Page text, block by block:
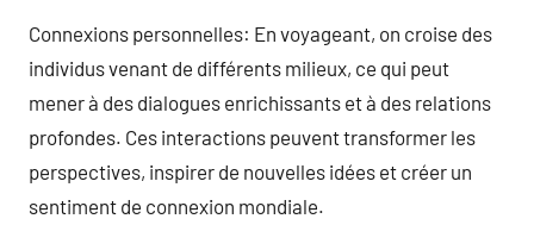
Connexions personnelles: En voyageant, on croise des
individus venant de différents milieux, ce qui peut
mener à des dialogues enrichissants et à des relations
profondes. Ces interactions peuvent transformer les
perspectives, inspirer de nouvelles idées et créer un
sentiment de connexion mondiale.